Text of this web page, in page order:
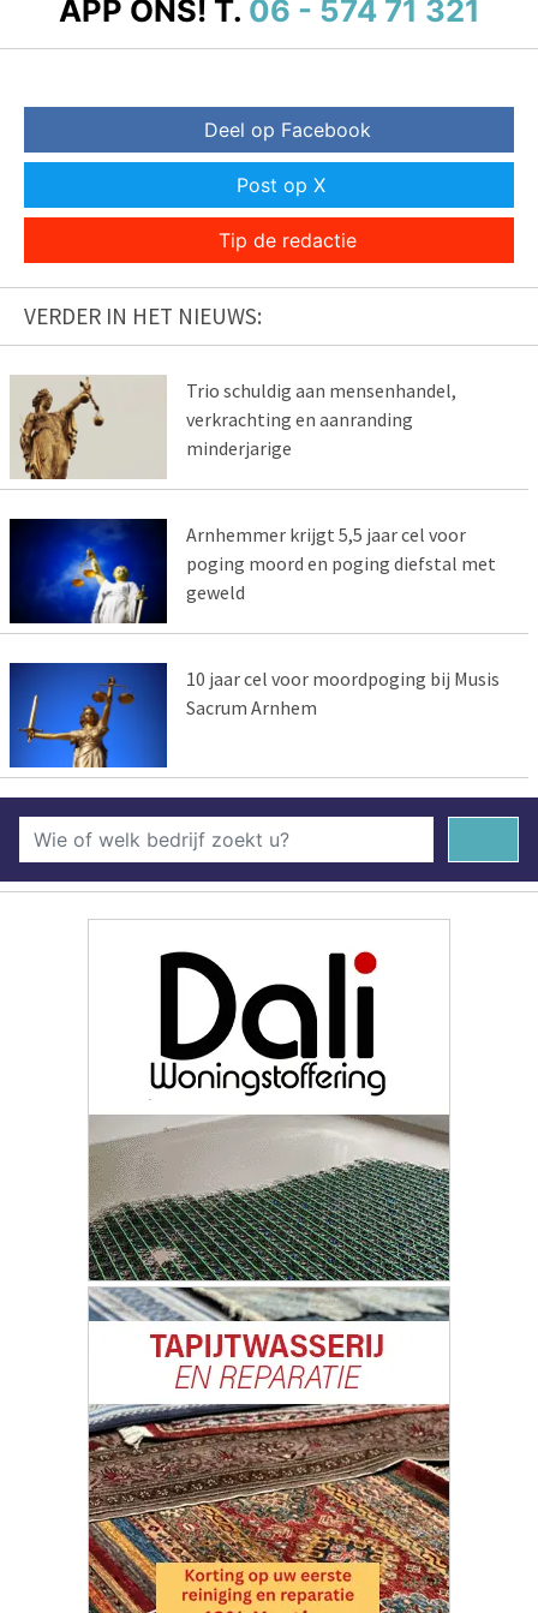
APP ONS! T. 06 - 574 71 321
Deel op Facebook
Post op X
Tip de redactie
VERDER IN HET NIEUWS:
Trio schuldig aan mensenhandel,
verkrachting en aanranding
minderjarige
Arnhemmer krijgt 5,5 jaar cel voor
poging moord en poging diefstal met
geweld
10 jaar cel voor moordpoging bij Musis
Sacrum Arnhem